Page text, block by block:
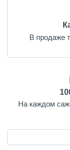
В продаже
На каждом